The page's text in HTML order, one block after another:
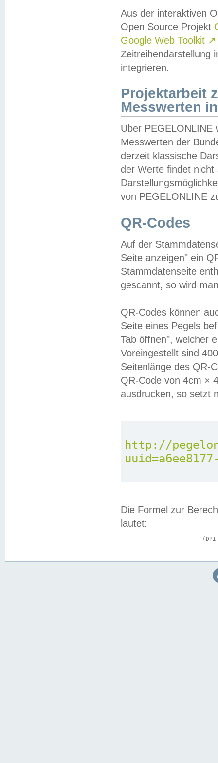
Aus der interaktiven
Open Source Projekt
Google Web Toolkit ↗
Zeitreihendarstellung
integrieren.
Projektarbeit
Messwerten
Über PEGELONLINE
Messwerten der
derzeit klassische
der Werte findet
von PEGELONLINE
QR-Codes
Auf der
Seite anzeigen" ein
Stammdatenseite
gescannt, so wird
QR-Codes können
Seite eines Pegels
Tab öffnen", welcher
Voreingestellt sind
Seitenlänge des QR-
QR-Code von 4cm ×
ausdrucken, so setzt
http://
Die Formel zur
lautet: